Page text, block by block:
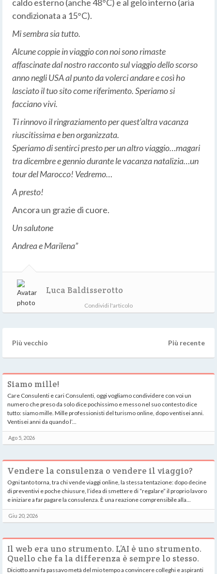
caldo esterno (anche 48°C) e al gelo interno (aria
condizionata a 15°C).
Mi sembra sia tutto.
Alcune coppie in viaggio con noi sono rimaste
affascinate dal nostro racconto sul viaggio dello scorso
anno negli USA al punto da volerci andare e così ho
lasciato il tuo sito come riferimento. Speriamo si
facciano vivi.
Ti rinnovo il ringraziamento per quest’altra vacanza
riuscitissima e ben organizzata.
Speriamo di sentirci presto per un altro viaggio…magari
tra dicembre e gennio durante le vacanza natalizia…un
tour del Marocco! Vedremo…
A presto!
Ancora un grazie di cuore.
Un salutone
Andrea e Marilena”
Luca Baldisserotto
Condividi l'articolo
Più vecchio Più recente
Siamo mille!
Care Consulenti e cari Consulenti, oggi vogliamo condividere con voi un
numero che preso da solo dice pochissimo e messo nel suo contesto dice
tutto: siamo mille. Mille professionisti del turismo online, dopo ventisei anni.
Ventisei anni da quando l’...
Ago 5, 2026
Vendere la consulenza o vendere il viaggio?
Ogni tanto torna, tra chi vende viaggi online, la stessa tentazione: dopo decine
di preventivi e poche chiusure, l’idea di smettere di “regalare” il proprio lavoro
e iniziare a far pagare la consulenza. È una reazione comprensibile alla...
Giu 20, 2026
Il web era uno strumento. L’AI è uno strumento.
Quello che fa la differenza è sempre lo stesso.
Diciotto anni fa passavo metà del mio tempo a convincere colleghi e aspiranti